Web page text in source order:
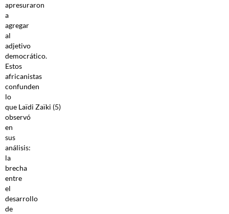
apresuraron
a
agregar
al
adjetivo
democrático.
Estos
africanistas
confunden
lo
que Laïdi Zaïki (5)
observó
en
sus
análisis:
la
brecha
entre
el
desarrollo
de